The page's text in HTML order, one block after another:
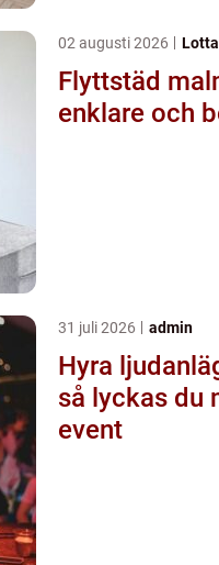
02 augusti 2026
Flyttstäd malmö så blir
enklare och
31 juli 2026 admin
Hyra
så lyckas du
event